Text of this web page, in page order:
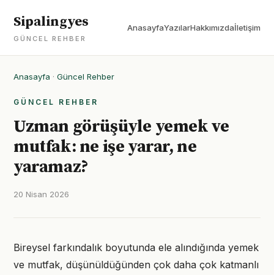
Sipalingyes
GÜNCEL REHBER
AnasayfaYazılarHakkımızdaİletişim
Anasayfa · Güncel Rehber
GÜNCEL REHBER
Uzman görüşüyle yemek ve
mutfak: ne işe yarar, ne
yaramaz?
20 Nisan 2026
Bireysel farkındalık boyutunda ele alındığında yemek
ve mutfak, düşünüldüğünden çok daha çok katmanlı